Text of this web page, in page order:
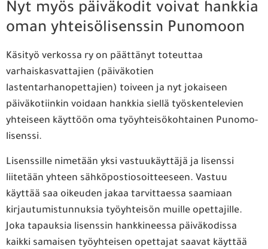
Nyt myös päiväkodit voivat hankkia
oman yhteisölisenssin Punomoon
Käsityö verkossa ry on päättänyt toteuttaa
varhaiskasvattajien (päiväkotien
lastentarhanopettajien) toiveen ja nyt jokaiseen
päiväkotiinkin voidaan hankkia siellä työskentelevien
yhteiseen käyttöön oma työyhteisökohtainen Punomo-
lisenssi.
Lisenssille nimetään yksi vastuukäyttäjä ja lisenssi
liitetään yhteen sähköpostiosoitteeseen. Vastuu
käyttää saa oikeuden jakaa tarvittaessa saamiaan
kirjautumistunnuksia työyhteisön muille opettajille.
Joka tapauksia lisenssin hankkineessa päiväkodissa
kaikki samaisen työyhteisen opettajat saavat käyttää